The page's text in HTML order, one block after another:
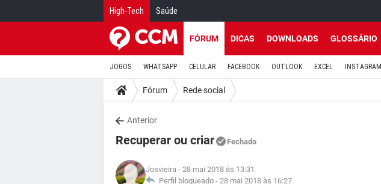
High-Tech Saúde
FÓRUM DICAS DOWNLOADS GLOSSÁRIO
JOGOS WHATSAPP CELULAR FACEBOOK OUTLOOK EXCEL INSTAGRAM
Fórum Rede social
Anterior
Recuperar ou criar Fechado
Josvieira - 28 mai 2018 às 13:31
Perfil bloqueado - 28 mai 2018 às 16:27